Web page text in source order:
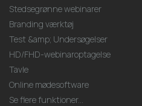
Stedsegrønne webinarer
Branding værktøj
Test &amp; Undersøgelser
HD/FHD-webinaroptagelse
Tavle
Online mødesoftware
Se flere funktioner...